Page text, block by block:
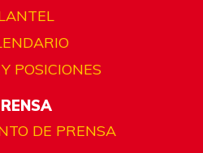
POSICIONES
DE PRENSA